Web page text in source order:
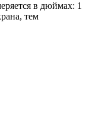
в дюймах: 1
тем